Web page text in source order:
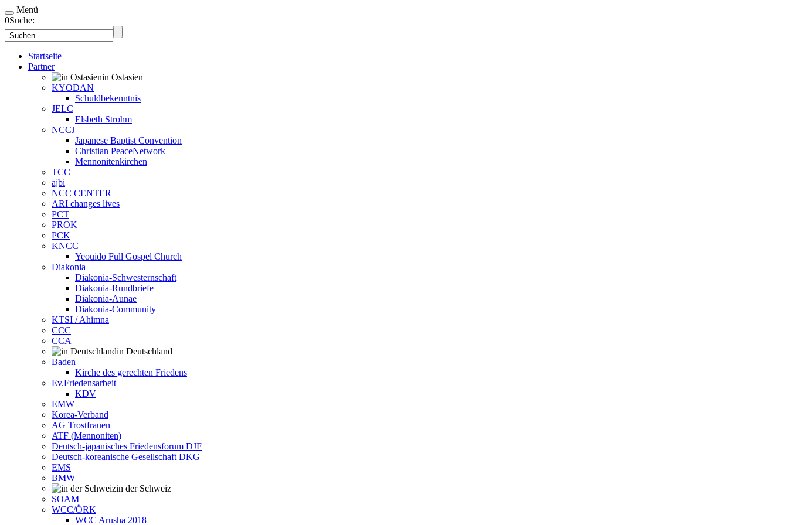
Menü
0Suche:
Startseite
Partner
in Ostasien
KYODAN
Schuldbekenntnis
JELC
Elsbeth Strohm
NCCJ
Japanese Baptist Convention
Christian PeaceNetwork
Mennonitenkirchen
TCC
ajbi
NCC CENTER
ARI changes lives
PCT
PROK
PCK
KNCC
Yeouido Full Gospel Church
Diakonia
Diakonia-Schwesternschaft
Diakonia-Rundbriefe
Diakonia-Aunae
Diakonia-Community
KTSI / Ahimna
CCC
CCA
in Deutschland
Baden
Kirche des gerechten Friedens
Ev.Friedensarbeit
KDV
EMW
Korea-Verband
AG Trostfrauen
ATF (Mennoniten)
Deutsch-japanisches Friedensforum DJF
Deutsch-koreanische Gesellschaft DKG
EMS
BMW
in der Schweiz
SOAM
WCC/ÖRK
WCC Arusha 2018